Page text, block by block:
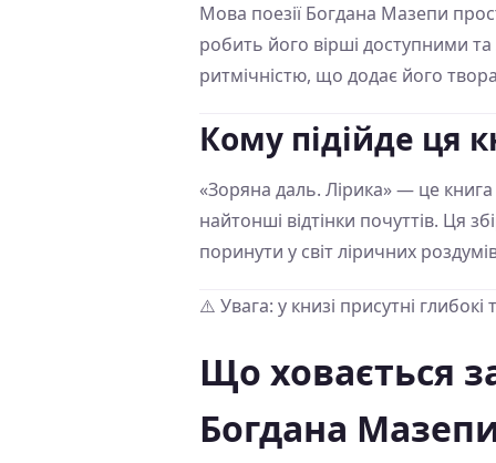
Мова поезії Богдана Мазепи
робить його вірші доступними
ритмічністю, що додає його
Кому підійде ця
«Зоряна даль. Лірика» — це книга
найтонші відтінки почуттів. Ця
поринути у світ ліричних
⚠️ Увага: у книзі присутні
Що ховається
Богдана